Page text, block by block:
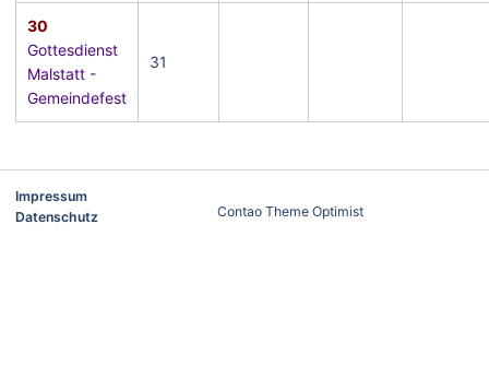
30
Gottesdienst
Malstatt -
Gemeindefest
31
Impressum
Datenschutz
Contao Theme Optimist